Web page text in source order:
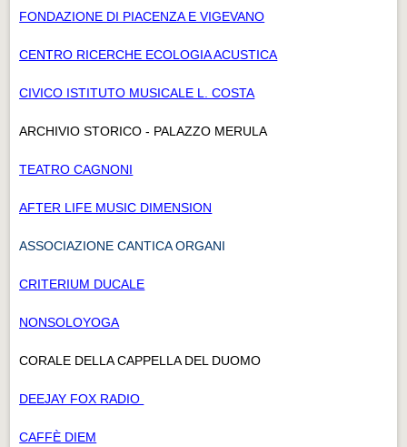
FONDAZIONE DI PIACENZA E VIGEVANO
CENTRO RICERCHE ECOLOGIA ACUSTICA
CIVICO ISTITUTO MUSICALE L. COSTA
ARCHIVIO STORICO - PALAZZO MERULA
TEATRO CAGNONI
AFTER LIFE MUSIC DIMENSION
ASSOCIAZIONE CANTICA ORGANI
CRITERIUM DUCALE
NONSOLOYOGA
CORALE DELLA CAPPELLA DEL DUOMO
DEEJAY FOX RADIO
CAFFÈ DIEM